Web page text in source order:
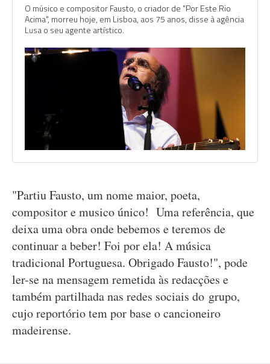
O músico e compositor Fausto, o criador de "Por Este Rio
Acima", morreu hoje, em Lisboa, aos 75 anos, disse à agência
Lusa o seu agente artístico.
"Partiu Fausto, um nome maior, poeta,
compositor e musico único! Uma referência, que
deixa uma obra onde bebemos e teremos de
continuar a beber! Foi por ela! A música
tradicional Portuguesa. Obrigado Fausto!", pode
ler-se na mensagem remetida às redacções e
também partilhada nas redes sociais do grupo,
cujo reportório tem por base o cancioneiro
madeirense.